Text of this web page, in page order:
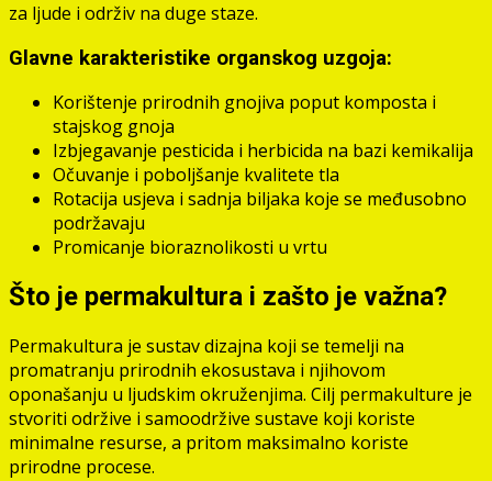
za ljude i održiv na duge staze.
Glavne karakteristike organskog uzgoja:
Korištenje prirodnih gnojiva poput komposta i
stajskog gnoja
Izbjegavanje pesticida i herbicida na bazi kemikalija
Očuvanje i poboljšanje kvalitete tla
Rotacija usjeva i sadnja biljaka koje se međusobno
podržavaju
Promicanje bioraznolikosti u vrtu
Što je permakultura i zašto je važna?
Permakultura je sustav dizajna koji se temelji na
promatranju prirodnih ekosustava i njihovom
oponašanju u ljudskim okruženjima. Cilj permakulture je
stvoriti održive i samoodržive sustave koji koriste
minimalne resurse, a pritom maksimalno koriste
prirodne procese.